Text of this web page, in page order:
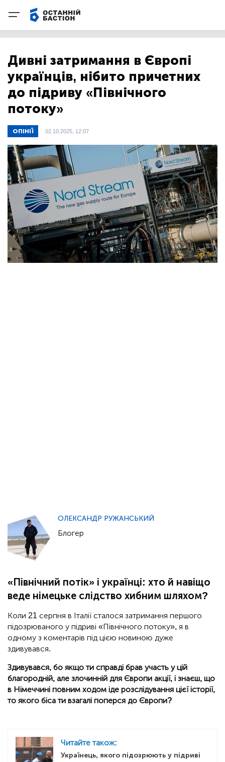
Дивні затримання в Європі
українців, нібито причетних
до підриву «Північного
потоку»
ОПІНІЇ 02.10.2025, 12:07
«Північний потік» і українці: хто й навіщо
веде німецьке слідство хибним шляхом?
ОЛЕКСАНДР РУЖАНСЬКИЙ
Блогер
Коли 21 серпня в Італії сталося затримання першого
підозрюваного у підриві «Північного потоку», я в
одному з коментарів під цією новиною дуже
здивувався.
Здивувався, бо якщо ти справді брав участь у цій
благородній, але злочинній для Європи акції, і знаєш, що
в Німеччині повним ходом іде розслідування цієї історії,
то якого біса ти взагалі поперся до Європи?
Читайте також:
Українець, якого підозрюють у підриві